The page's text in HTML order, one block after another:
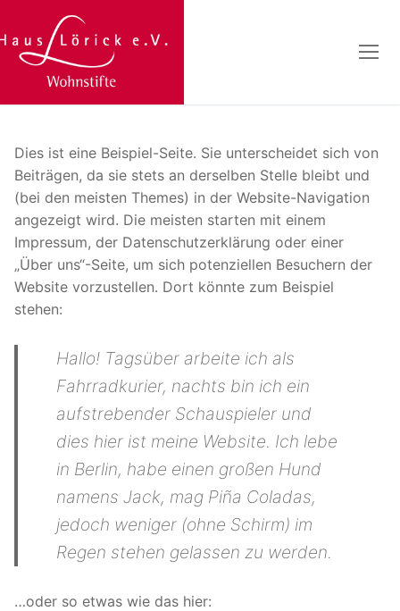
Dies ist eine Beispiel-Seite. Sie unterscheidet sich von
Beiträgen, da sie stets an derselben Stelle bleibt und
(bei den meisten Themes) in der Website-Navigation
angezeigt wird. Die meisten starten mit einem
Impressum, der Datenschutzerklärung oder einer
„Über uns“-Seite, um sich potenziellen Besuchern der
Website vorzustellen. Dort könnte zum Beispiel
stehen:
Hallo! Tagsüber arbeite ich als
Fahrradkurier, nachts bin ich ein
aufstrebender Schauspieler und
dies hier ist meine Website. Ich lebe
in Berlin, habe einen großen Hund
namens Jack, mag Piña Coladas,
jedoch weniger (ohne Schirm) im
Regen stehen gelassen zu werden.
…oder so etwas wie das hier: